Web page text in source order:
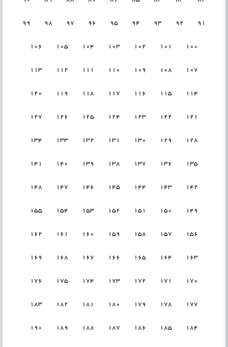
91
92
93
94
95
96
97
98
99
100
101
102
103
104
105
106
107
108
109
110
111
112
113
114
115
116
117
118
119
120
121
122
123
124
125
126
127
128
129
130
131
132
133
134
135
136
137
138
139
140
141
142
143
144
145
146
147
148
149
150
151
152
153
154
155
156
157
158
159
160
161
162
163
164
165
166
167
168
169
170
171
172
173
174
175
176
177
178
179
180
181
182
183
184
185
186
187
188
189
190